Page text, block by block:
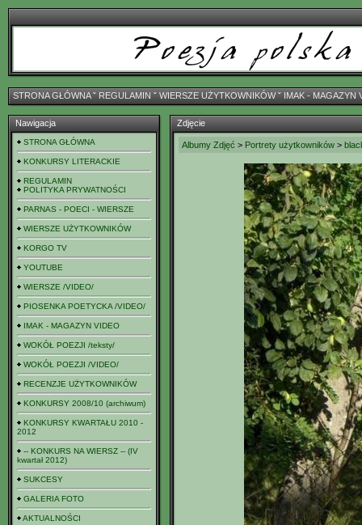
STRONA GŁÓWNAˇ REGULAMIN ˇ WIERSZE UŻYTKOWNIKÓWˇ IMAK - MAGAZYN
Nawigacja
STRONA GŁÓWNA
KONKURSY LITERACKIE
REGULAMIN
POLITYKA PRYWATNOŚCI
PARNAS - POECI - WIERSZE
WIERSZE UŻYTKOWNIKÓW
KORGO TV
YOUTUBE
WIERSZE /VIDEO/
PIOSENKA POETYCKA /VIDEO/
IMAK - MAGAZYN VIDEO
WOKÓŁ POEZJI /teksty/
WOKÓŁ POEZJI /VIDEO/
RECENZJE UŻYTKOWNIKÓW
KONKURSY 2008/10 (archiwum)
KONKURSY KWARTAŁU 2010 -
2012
-- KONKURS NA WIERSZ -- (IV
kwartał 2012)
SUKCESY
GALERIA FOTO
AKTUALNOŚCI
Zdjęcie
Albumy Zdjęć > Portrety użytkowników >